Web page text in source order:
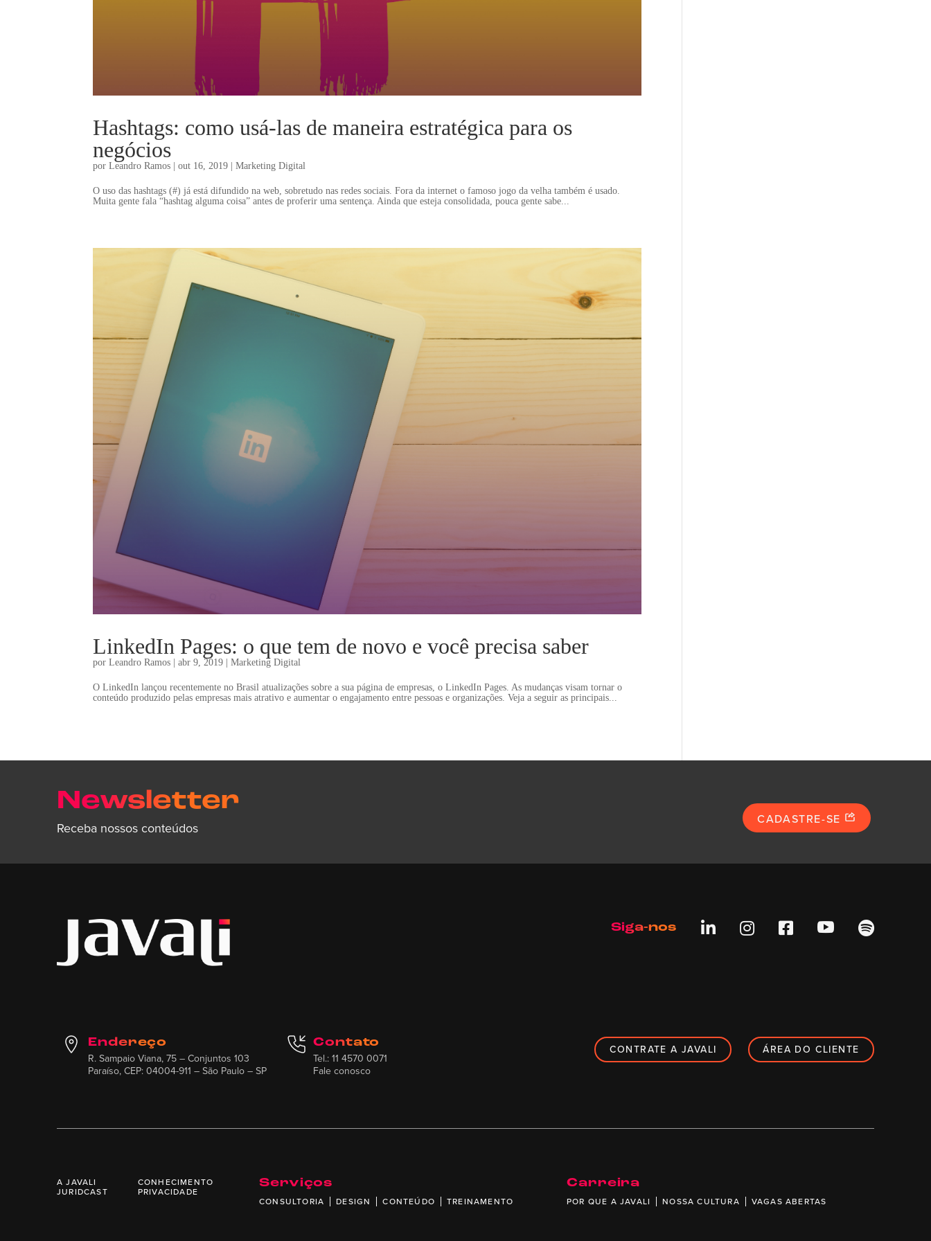
Hashtags: como usá-las de maneira estratégica para os
negócios
porLeandro Ramos |out 16, 2019 |Marketing Digital
O uso das hashtags (#) já está difundido na web, sobretudo nas redes sociais. Fora da internet o famoso jogo da velha também é usado.
Muita gente fala “hashtag alguma coisa” antes de proferir uma sentença. Ainda que esteja consolidada, pouca gente sabe...
LinkedIn Pages: o que tem de novo e você precisa saber
porLeandro Ramos |abr 9, 2019 |Marketing Digital
O LinkedIn lançou recentemente no Brasil atualizações sobre a sua página de empresas, o LinkedIn Pages. As mudanças visam tornar o
conteúdo produzido pelas empresas mais atrativo e aumentar o engajamento entre pessoas e organizações. Veja a seguir as principais...
Newsletter
Receba nossos conteúdos
CADASTRE-SE
Siga-nos     
Endereço
R. Sampaio Viana, 75 – Conjuntos 103
Paraíso, CEP: 04004-911 – São Paulo – SP
Contato
Tel.: 11 4570 0071
Fale conosco
CONTRATE A JAVALI ÁREA DO CLIENTE
A JAVALI CONHECIMENTO
JURIDCAST PRIVACIDADE
Serviços
CONSULTORIA DESIGN CONTEÚDO TREINAMENTO
Carreira
POR QUE A JAVALI NOSSA CULTURA VAGAS ABERTAS